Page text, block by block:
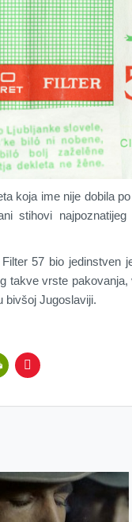
koja ime nije dobila
stihovi
57 bio jedinstven
takve vrste
bivšoj Jugoslaviji.